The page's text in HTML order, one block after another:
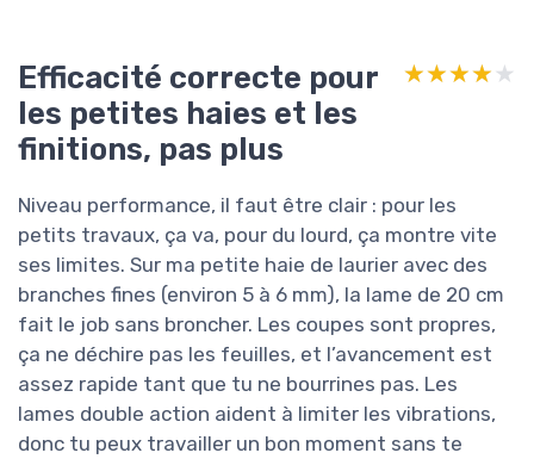
Efficacité correcte pour
les petites haies et les
finitions, pas plus
★★★★★
★★★★★
Niveau performance, il faut être clair : pour les
petits travaux, ça va, pour du lourd, ça montre vite
ses limites. Sur ma petite haie de laurier avec des
branches fines (environ 5 à 6 mm), la lame de 20 cm
fait le job sans broncher. Les coupes sont propres,
ça ne déchire pas les feuilles, et l’avancement est
assez rapide tant que tu ne bourrines pas. Les
lames double action aident à limiter les vibrations,
donc tu peux travailler un bon moment sans te